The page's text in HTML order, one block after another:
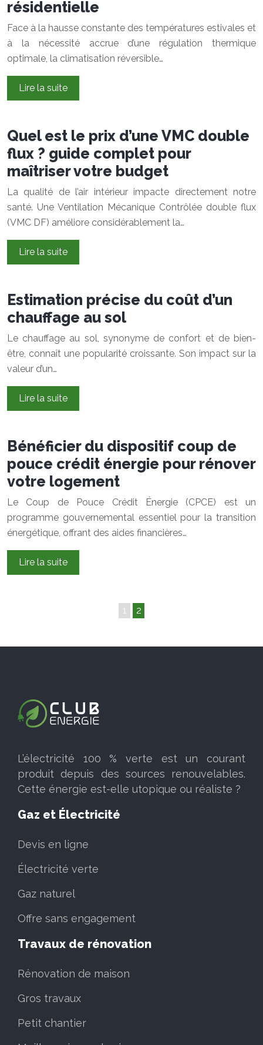
résidentielle
Face à la hausse constante des températures estivales et
à la nécessité accrue d’une régulation thermique
optimale, la climatisation réversible…
Lire la suite
Quel est le prix d’une VMC double
flux ? guide complet pour
maîtriser votre budget
La qualité de l’air intérieur impacte directement notre
santé. Une Ventilation Mécanique Contrôlée double flux
(VMC DF) améliore considérablement la…
Lire la suite
Estimation précise du coût d’un
chauffage au sol
Le chauffage au sol, synonyme de confort et de bien-
être, connaît une popularité croissante. Son impact sur la
valeur d’un…
Lire la suite
Bénéficier du dispositif coup de
pouce crédit énergie pour rénover
votre logement
Le Coup de Pouce Crédit Énergie (CPCE) est un
programme gouvernemental essentiel pour la transition
énergétique, offrant des aides financières…
Lire la suite
1 2
L’électricité 100 % verte est un courant
produit depuis des sources renouvelables.
Cette énergie est-elle utopique ou réaliste ?
Gaz et Électricité
Devis en ligne
Électricité verte
Gaz naturel
Offre sans engagement
Travaux de rénovation
Rénovation de maison
Gros travaux
Petit chantier